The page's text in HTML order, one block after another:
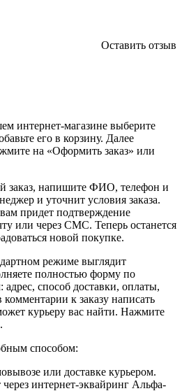
Оставить отзыв
интернет-магазине выберите
его в корзину. Далее
на «Оформить заказ» или
заказ, напишите ФИО, телефон и
и уточнит условия заказа.
придет подтверждение
или через СМС. Теперь останется
новой покупке.
режиме выглядит
полностью форму по
способ доставки, оплаты,
к заказу написать
курьеру вас найти. Нажмите
способом:
или доставке курьером.
интернет-эквайринг Альфа-